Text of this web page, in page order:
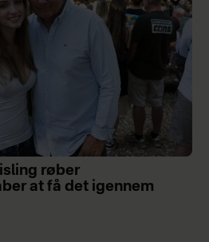
røber
at få det igennem